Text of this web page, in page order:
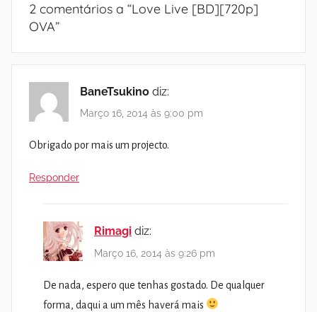
2 comentários a “Love Live [BD][720p]
OVA”
BaneTsukino diz:
Março 16, 2014 às 9:00 pm
Obrigado por mais um projecto.
Responder
Rimagi diz:
Março 16, 2014 às 9:26 pm
De nada, espero que tenhas gostado. De qualquer
forma, daqui a um mês haverá mais